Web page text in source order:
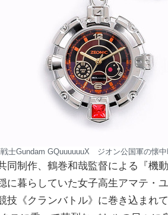
戦士Gundam GQuuuuuuX ジオン公国軍の懐中
同制作、鶴巻和哉監督による『機
に暮らしていた女子高生アマテ・
技《クランバトル》に巻き込まれ